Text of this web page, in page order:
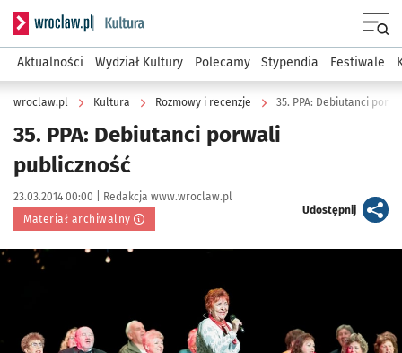
Serwis informacyjny wroclaw.pl podserwis: Kultura
Aktualności Wydział Kultury Polecamy Stypendia Festiwale
wroclaw.pl Kultura Rozmowy i recenzje 35. PPA: Debiutanci
35. PPA: Debiutanci porwali
publiczność
Data publikacji:
23.03.2014 00:00 | Autor:
Redakcja www.wroclaw.pl
Materiał archiwalny
Udostępnijartykuł
Kliknij, aby powiększyć